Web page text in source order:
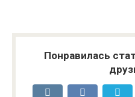
Понравилась